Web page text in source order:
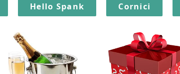
Hello Spank Cornici